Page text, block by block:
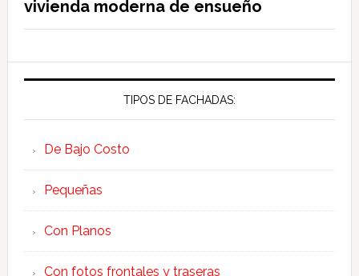
vivienda moderna de ensueño
TIPOS DE FACHADAS:
De Bajo Costo
Pequeñas
Con Planos
Con fotos frontales y traseras